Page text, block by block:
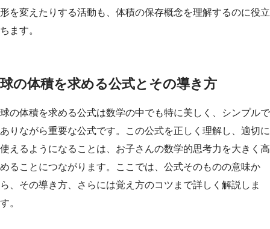
形を変えたりする活動も、体積の保存概念を理解するのに役立
ちます。
球の体積を求める公式とその導き方
球の体積を求める公式は数学の中でも特に美しく、シンプルで
ありながら重要な公式です。この公式を正しく理解し、適切に
使えるようになることは、お子さんの数学的思考力を大きく高
めることにつながります。ここでは、公式そのものの意味か
ら、その導き方、さらには覚え方のコツまで詳しく解説しま
す。